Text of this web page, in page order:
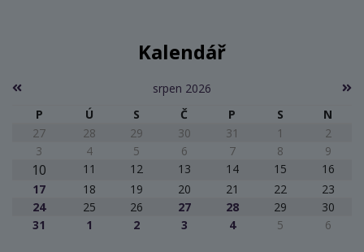
Kalendář
srpen 2026
P
Ú S Č P S
N
27
28 29 30 31 1
2
3
4 5 6 7 8 9
10 11 12 13 14 15
16
17
18 19 20 21 22
23
24
25 26 27 28 29
30
31
1 2 3 4 5 6